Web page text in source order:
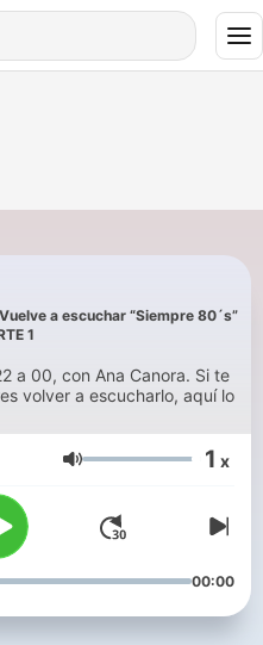
a escuchar “Siempre 80´s”
1
a 00, con Ana Canora. Si te
volver a escucharlo, aquí lo
Volume 1 x
00:00